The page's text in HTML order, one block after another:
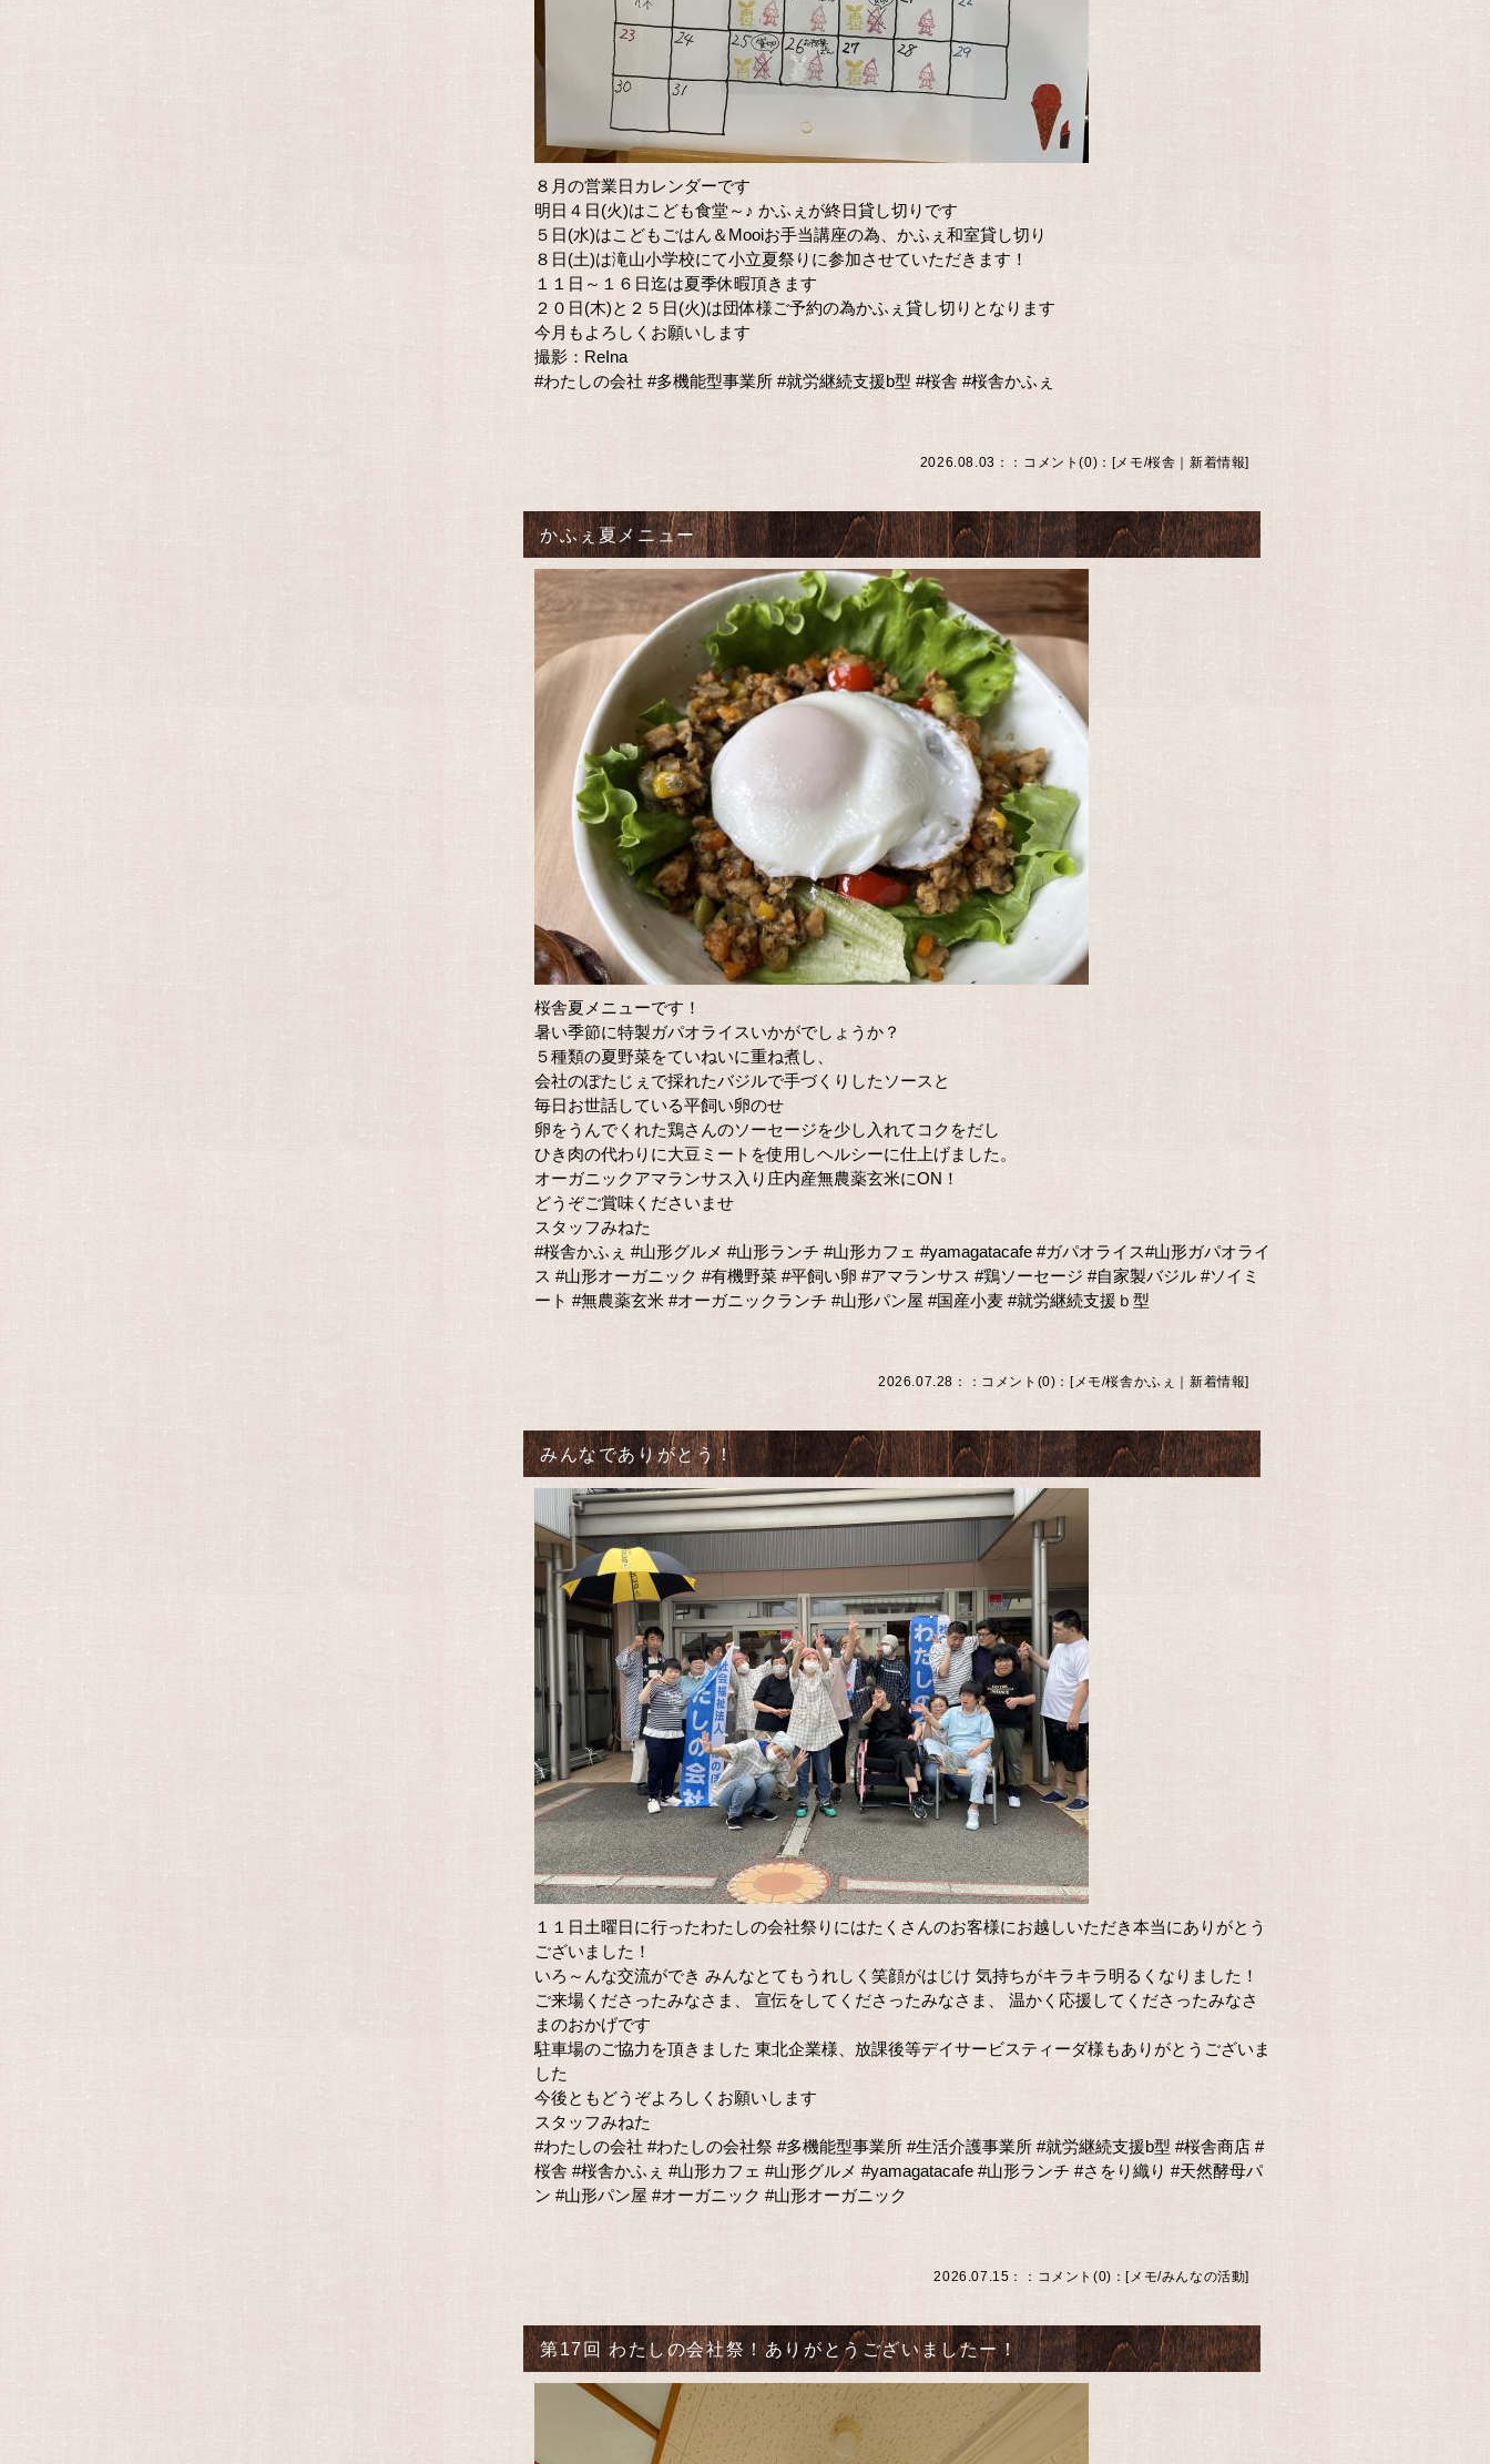
８月の営業日カレンダーです
明日４日(火)はこども食堂～♪ かふぇが終日貸し切りです
５日(水)はこどもごはん＆Mooiお手当講座の為、かふぇ和室貸し切り
８日(土)は滝山小学校にて小立夏祭りに参加させていただきます！
１１日～１６日迄は夏季休暇頂きます
２０日(木)と２５日(火)は団体様ご予約の為かふぇ貸し切りとなります
今月もよろしくお願いします
撮影：ReIna
#わたしの会社 #多機能型事業所 #就労継続支援b型 #桜舎 #桜舎かふぇ
2026.08.03： ： コメント(0) ：[メモ/桜舎｜新着情報]
かふぇ夏メニュー
桜舎夏メニューです！
暑い季節に特製ガパオライスいかがでしょうか？
５種類の夏野菜をていねいに重ね煮し、
会社のぽたじぇで採れたバジルで手づくりしたソースと
毎日お世話している平飼い卵のせ
卵をうんでくれた鶏さんのソーセージを少し入れてコクをだし
ひき肉の代わりに大豆ミートを使用しヘルシーに仕上げました。
オーガニックアマランサス入り庄内産無農薬玄米にON！
どうぞご賞味くださいませ
スタッフみねた
#桜舎かふぇ #山形グルメ #山形ランチ #山形カフェ #yamagatacafe #ガパオライス#山形ガパオライ
ス #山形オーガニック #有機野菜 #平飼い卵 #アマランサス #鶏ソーセージ #自家製バジル #ソイミ
ート #無農薬玄米 #オーガニックランチ #山形パン屋 #国産小麦 #就労継続支援ｂ型
2026.07.28： ： コメント(0) ：[メモ/桜舎かふぇ｜新着情報]
みんなでありがとう！
１１日土曜日に行ったわたしの会社祭りにはたくさんのお客様にお越しいただき本当にありがとう
ございました！
いろ～んな交流ができ みんなとてもうれしく笑顔がはじけ 気持ちがキラキラ明るくなりました！
ご来場くださったみなさま、 宣伝をしてくださったみなさま、 温かく応援してくださったみなさ
まのおかげです
駐車場のご協力を頂きました 東北企業様、放課後等デイサービスティーダ様もありがとうございま
した
今後ともどうぞよろしくお願いします
スタッフみねた
#わたしの会社 #わたしの会社祭 #多機能型事業所 #生活介護事業所 #就労継続支援b型 #桜舎商店 #
桜舎 #桜舎かふぇ #山形カフェ #山形グルメ #yamagatacafe #山形ランチ #さをり織り #天然酵母パ
ン #山形パン屋 #オーガニック #山形オーガニック
2026.07.15： ： コメント(0) ：[メモ/みんなの活動]
第17回 わたしの会社祭！ありがとうございましたー！